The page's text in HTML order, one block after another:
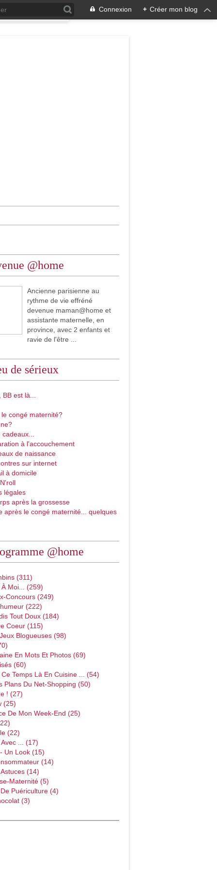
Connexion + Créer mon blog
@home
Ancienne parisienne au
rythme de vie effréné
devenue maman@home et
assistante maternelle, en
province, avec 2 enfants et
ravie de l'être ...
de sérieux
est là...
congé maternité?
à l'accouchement
de naissance
sur internet
à domicile
légales
après la grossesse
après le congé maternité... quelques
@home
(311)
À Moi... (259)
Concours (249)
(222)
Tout Doux (184)
Coeur (115)
Blogueuses (98)
En Mots Et Photos (69)
(60)
Temps Là En Cuisine ... (54)
Plans Du Net-Shopping (50)
! (27)
(25)
De Mon Week-End (25)
(22)
... (17)
Un Look (15)
(14)
(14)
Maternité (5)
Puériculture (4)
(3)